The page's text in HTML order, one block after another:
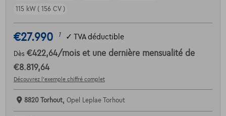
115 kW ( 156 CV )
€27.990 1 ✓ TVA déductible
Dès €422,64/mois et une dernière mensualité de
€8.819,64
Découvrez l’exemple chiffré complet
8820 Torhout, Opel Leplae Torhout